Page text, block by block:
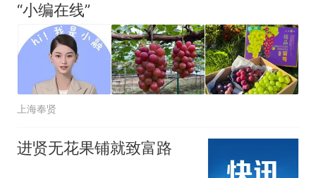
“小编在线”
上海奉贤
进贤无花果铺就致富路